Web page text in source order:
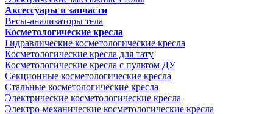
Аксессуары и запчасти
Весы-анализаторы тела
Косметологические кресла
Гидравлические косметологические кресла
Косметологические кресла для тату
Косметологические кресла с пультом ДУ
Секционные косметологические кресла
Стальные косметологические кресла
Электрические косметологические кресла
Электро-механические косметологические кресла